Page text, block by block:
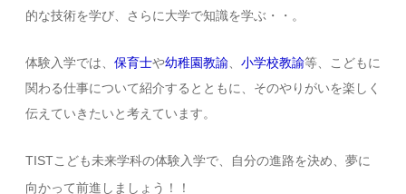
的な技術を学び、さらに大学で知識を学ぶ・・。
体験入学では、 保育士や幼稚園教諭 小学校教諭等、こどもに
関わる仕事について紹介するとともに、そのやりがいを楽しく
伝えていきたいと考えています。
TISTこども未来学科の体験入学で、自分の進路を決め、夢に
向かって前進しましょう！！